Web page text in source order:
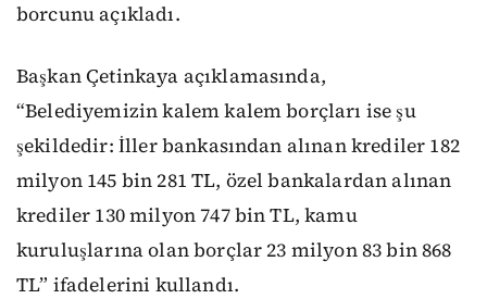
borcunu açıkladı.
Başkan Çetinkaya açıklamasında,
“Belediyemizin kalem kalem borçları ise şu
şekildedir: İller bankasından alınan krediler 182
milyon 145 bin 281 TL, özel bankalardan alınan
krediler 130 milyon 747 bin TL, kamu
kuruluşlarına olan borçlar 23 milyon 83 bin 868
TL” ifadelerini kullandı.